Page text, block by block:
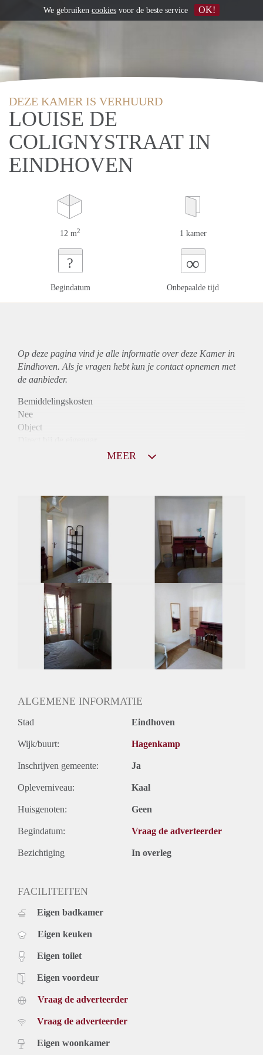
DEZE KAMER IS VERHUURD
LOUISE DE
COLIGNYSTRAAT IN
EINDHOVEN
12 m2 1 kamer
?
Begindatum
∞
Onbepaalde tijd
Op deze pagina vind je alle informatie over deze Kamer in
Eindhoven. Als je vragen hebt kun je contact opnemen met
de aanbieder.
Bemiddelingskosten
Nee
Object
Huurtoeslag
Niet mogelijk
Huurtermijn
Onbepaalde termijn
Oplevering
Gestoffeerd
MEER
ALGEMENE INFORMATIE
Stad Eindhoven
Wijk/buurt: Hagenkamp
Inschrijven gemeente: Ja
Opleverniveau: Kaal
Huisgenoten: Geen
Begindatum: Vraag de adverteerder
Bezichtiging In overleg
FACILITEITEN
Eigen badkamer
Eigen keuken
Eigen toilet
Eigen voordeur
Vraag de adverteerder
Vraag de adverteerder
Eigen woonkamer
We gebruiken cookies voor de beste service OK!